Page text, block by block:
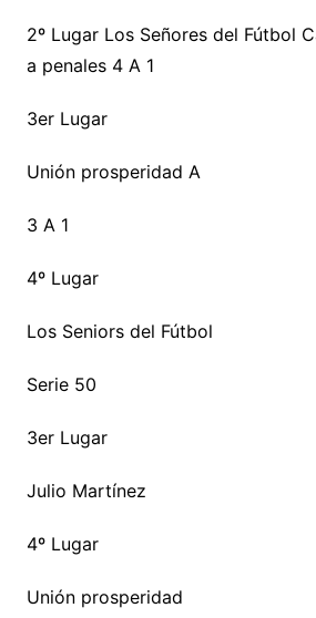
2º Lugar Los Señores del Fútbol
a penales 4 A 1
3er Lugar
Unión prosperidad A
3 A 1
4º Lugar
Los Seniors del Fútbol
Serie 50
3er Lugar
Julio Martínez
4º Lugar
Unión prosperidad